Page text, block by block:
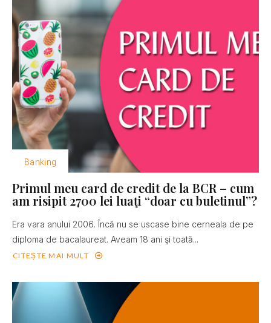
Banking
Primul meu card de credit de la BCR – cum
am risipit 2700 lei luaţi “doar cu buletinul”?
Era vara anului 2006. Încă nu se uscase bine cerneala de pe
diploma de bacalaureat. Aveam 18 ani şi toată...
CITEȘTE MAI MULT